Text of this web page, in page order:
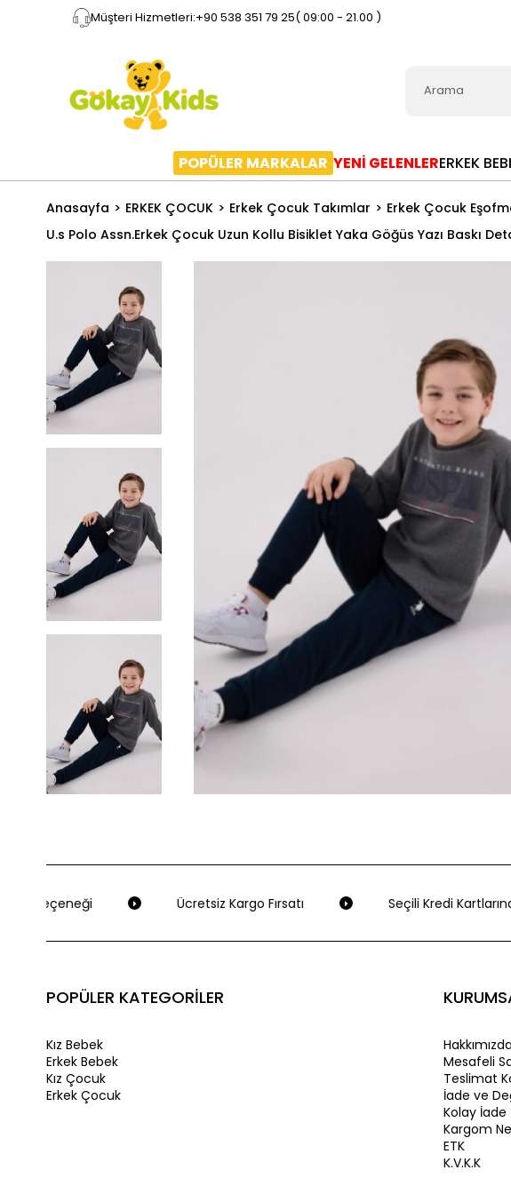
Müşteri Hizmetleri:+90 538 351 79 25( 09:00 - 21.00 )
POPÜLER MARKALAR YENİ GELENLERERKEK
Anasayfa ERKEK ÇOCUK Erkek Çocuk Takımlar
Erkek Çocuk
U.s Polo Assn.Erkek Çocuk Uzun Kollu Bisiklet Yaka Göğüs Yazı Baskı
Seçeneği Ücretsiz Kargo Fırsatı Seçili Kredi
POPÜLER KATEGORİLER
Kız Bebek
Erkek Bebek
Kız Çocuk
Erkek Çocuk
Hakkımızda
Mesafeli
Teslimat
İade ve
Kolay İade
Kargom
ETK
K.V.K.K